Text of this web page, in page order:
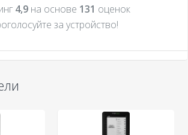
4,9на основе 131 оценок
за устройcтво!